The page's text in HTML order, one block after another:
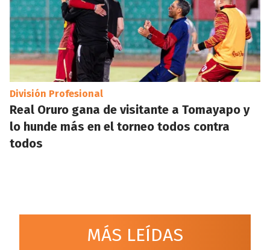
División Profesional
Real Oruro gana de visitante a Tomayapo y
lo hunde más en el torneo todos contra
todos
MÁS LEÍDAS